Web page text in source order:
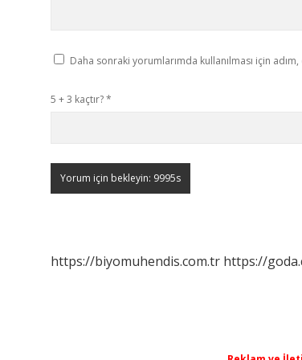
Daha sonraki yorumlarımda kullanılması için
5 + 3 kaçtır?*
https://biyomuhendis.com.tr https://